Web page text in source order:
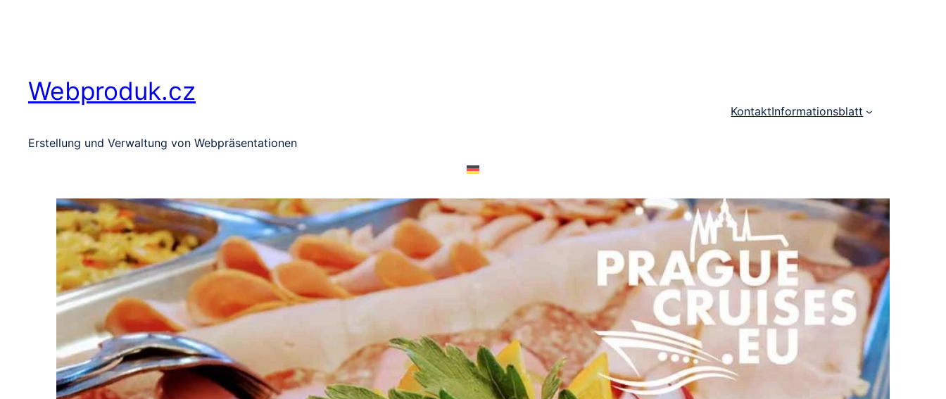
Webproduk.cz
Erstellung und Verwaltung von Webpräsentationen
KontaktInformationsblatt